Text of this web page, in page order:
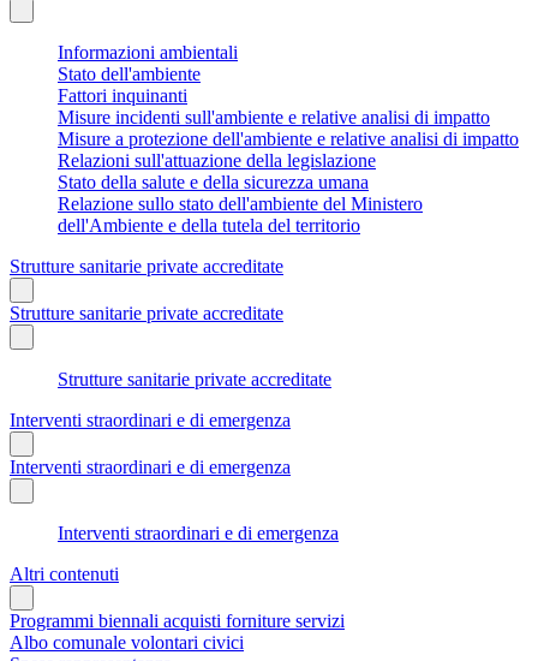
Informazioni ambientali
Stato dell'ambiente
Fattori inquinanti
Misure incidenti sull'ambiente e relative analisi di impatto
Misure a protezione dell'ambiente e relative analisi di impatto
Relazioni sull'attuazione della legislazione
Stato della salute e della sicurezza umana
Relazione sullo stato dell'ambiente del Ministero
dell'Ambiente e della tutela del territorio
Strutture sanitarie private accreditate
Strutture sanitarie private accreditate
Strutture sanitarie private accreditate
Interventi straordinari e di emergenza
Interventi straordinari e di emergenza
Interventi straordinari e di emergenza
Altri contenuti
Programmi biennali acquisti forniture servizi
Albo comunale volontari civici